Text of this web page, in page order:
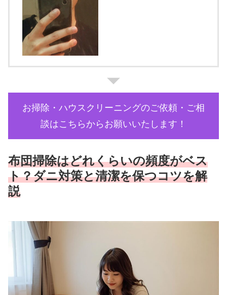
お掃除・ハウスクリーニングのご依頼・ご相
談はこちらからお願いいたします！
布団掃除はどれくらいの頻度がベス
ト？ダニ対策と清潔を保つコツを解
説